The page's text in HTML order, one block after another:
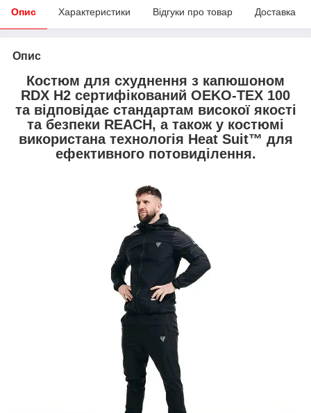
Опис Характеристики Відгуки про товар Доставка
Опис
Костюм для схуднення з капюшоном
RDX H2 сертифікований OEKO-TEX 100
та відповідає стандартам високої якості
та безпеки REACH, а також у костюмі
використана технологія Heat Suit™ для
ефективного потовиділення.